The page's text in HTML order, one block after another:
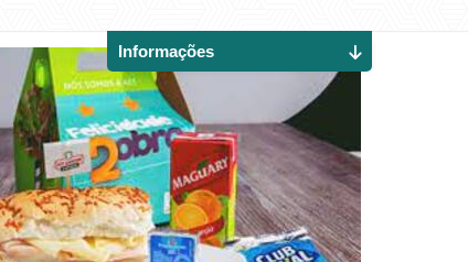
Informações